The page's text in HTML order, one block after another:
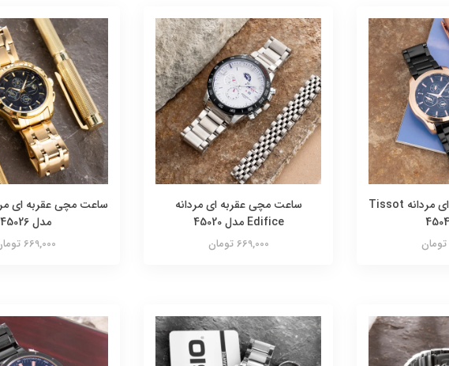
ساعت مچی عقربه ای مردانه Tissot
ساعت مچی عقربه ای مردانه
Edifice مدل 45020
669,000 تومان
مدل 45026
669,000 تومان